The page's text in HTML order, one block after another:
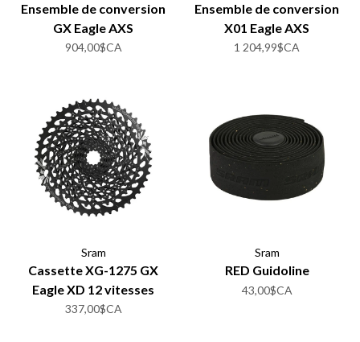
Ensemble de conversion
GX Eagle AXS
904,00$CA
Ensemble de conversion
X01 Eagle AXS
1 204,99$CA
Sram
Cassette XG-1275 GX
Eagle XD 12 vitesses
337,00$CA
Sram
RED Guidoline
43,00$CA